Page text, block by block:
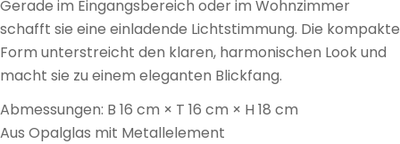
Gerade im Eingangsbereich oder im Wohnzimmer
schafft sie eine einladende Lichtstimmung. Die kompakte
Form unterstreicht den klaren, harmonischen Look und
macht sie zu einem eleganten Blickfang.
Abmessungen: B 16 cm × T 16 cm × H 18 cm
Aus Opalglas mit Metallelement